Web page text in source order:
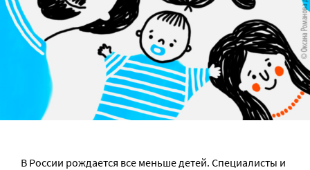
В России рождается все меньше детей. Специалисты и